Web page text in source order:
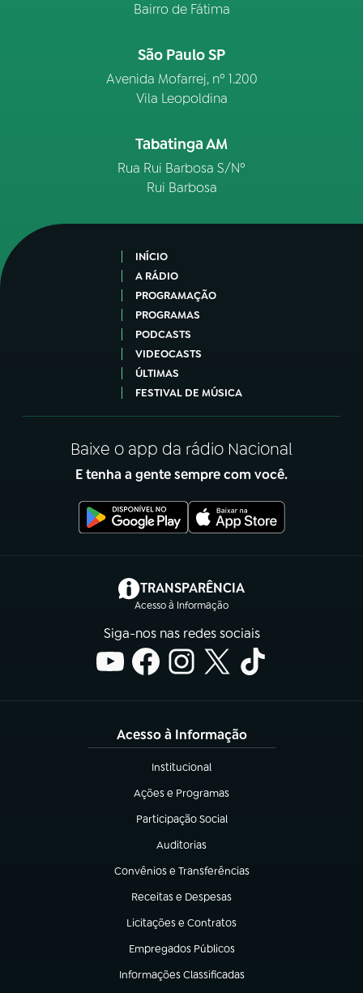
Bairro de Fátima
São Paulo SP
Avenida Mofarrej, nº 1.200
Vila Leopoldina
Tabatinga AM
Rua Rui Barbosa S/Nº
Rui Barbosa
INÍCIO
A RÁDIO
PROGRAMAÇÃO
PROGRAMAS
PODCASTS
VIDEOCASTS
ÚLTIMAS
FESTIVAL DE MÚSICA
Baixe o app da rádio Nacional
E tenha a gente sempre com você.
TRANSPARÊNCIA
Acesso à Informação
(abre em nova aba)
Siga-nos nas redes sociais
Acesso à Informação
Institucional
(abre em nova aba)
Ações e Programas
(abre em nova aba)
Participação Social
(abre em nova aba)
Auditorias
(abre em nova aba)
Convênios e Transferências
(abre em nova aba)
Receitas e Despesas
(abre em nova aba)
Licitações e Contratos
(abre em nova aba)
Empregados Públicos
(abre em nova aba)
Informações Classificadas
(abre em nova aba)